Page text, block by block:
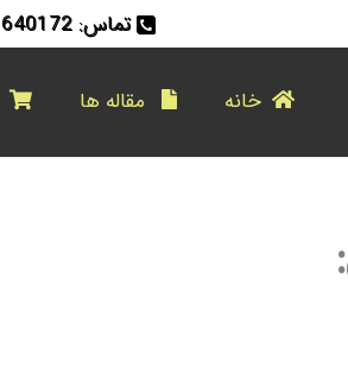
تماس: 81640172-021 – 09388807928
خانه مقاله ها